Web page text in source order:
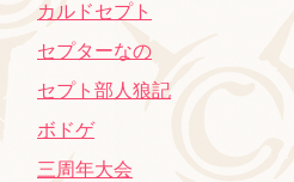
カルドセプト
セプターなの
セプト部人狼記
ボドゲ
三周年大会